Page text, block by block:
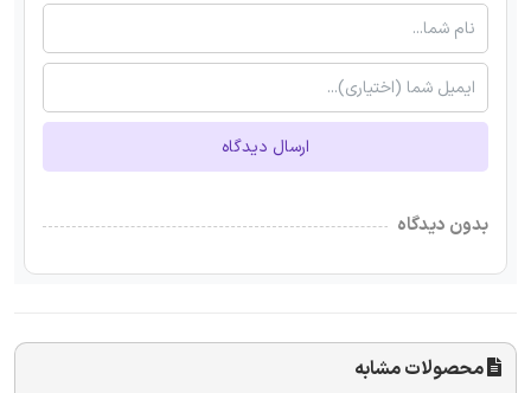
ارسال دیدگاه
بدون دیدگاه
محصولات مشابه